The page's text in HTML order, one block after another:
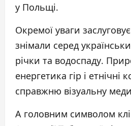
у Польщі.
Окремої уваги
знімали серед
річки та водоспаду.
енергетика гір і
справжню візуальну
А головним символом